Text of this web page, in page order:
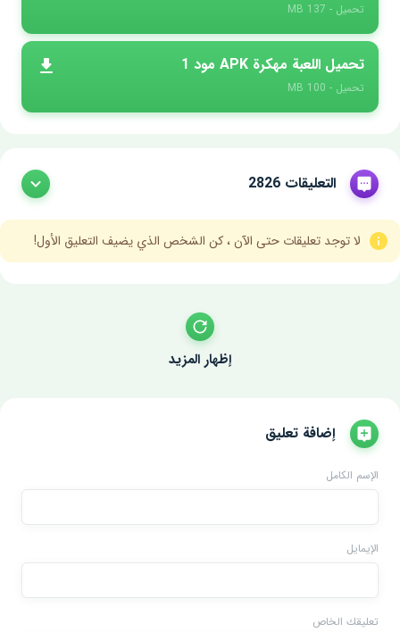
تحميل - 137 MB
تحميل اللعبة مهكرة APK مود 1
تحميل - 100 MB
التعليقات 2826
لا توجد تعليقات حتى الآن ، كن الشخص الذي يضيف التعليق الأول!
إظهار المزيد
إضافة تعليق
الإسم الكامل
الإيمايل
تعليقك الخاص